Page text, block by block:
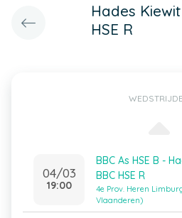
Hades
HSE R
04/03
19:00
BBC As HSE B -
BBC HSE R
4e Prov. Heren
Vlaanderen)